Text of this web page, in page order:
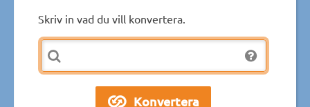
Skriv in vad du vill konvertera.